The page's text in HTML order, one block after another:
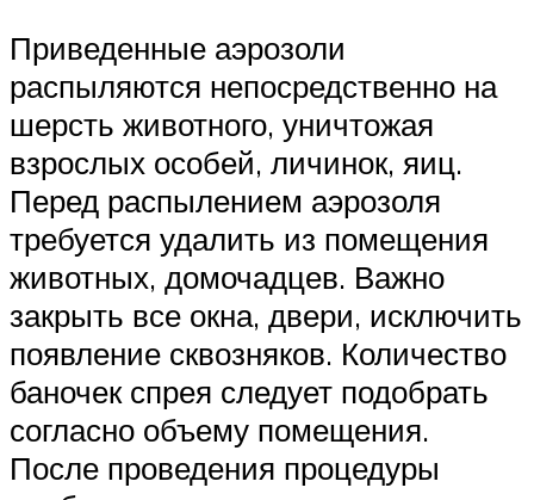
Приведенные аэрозоли
распыляются непосредственно на
шерсть животного, уничтожая
взрослых особей, личинок, яиц.
Перед распылением аэрозоля
требуется удалить из помещения
животных, домочадцев. Важно
закрыть все окна, двери, исключить
появление сквозняков. Количество
баночек спрея следует подобрать
согласно объему помещения.
После проведения процедуры